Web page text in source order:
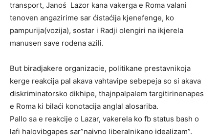
transport, Janoś Lazor kana vakerga e Roma valani
tenoven angazirime sar ćistaćija kjenefenge, ko
pampurija(vozija), sostar i Radji olengiri na ikjerela
manusen save rodena azili.
But biradjakere organizacie, politikane prestavnikoja
kerge reakcija pal akava vahtavipe sebepeja so si akava
diskriminatorsko dikhipe, thajnpalpalem targitirinenapes
e Roma ki bilaći konotacija anglal alosariba.
Pallo sa e reakcije o Lazar, vakerela ko fb status bash o
lafi halovibgapes sar”naivno liberalnikano idealizam”.